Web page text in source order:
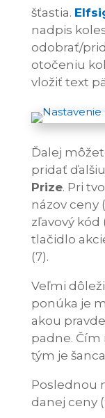
šťastia.
nadpis
odobrať/
otočeniu
vložiť text
Ďalej
pridať
Prize. Pri
názov ceny
zľavový kód
tlačidlo
(7).
Veľmi
ponúka je
akou
padne. Čím
tým je
Poslednou
danej ceny